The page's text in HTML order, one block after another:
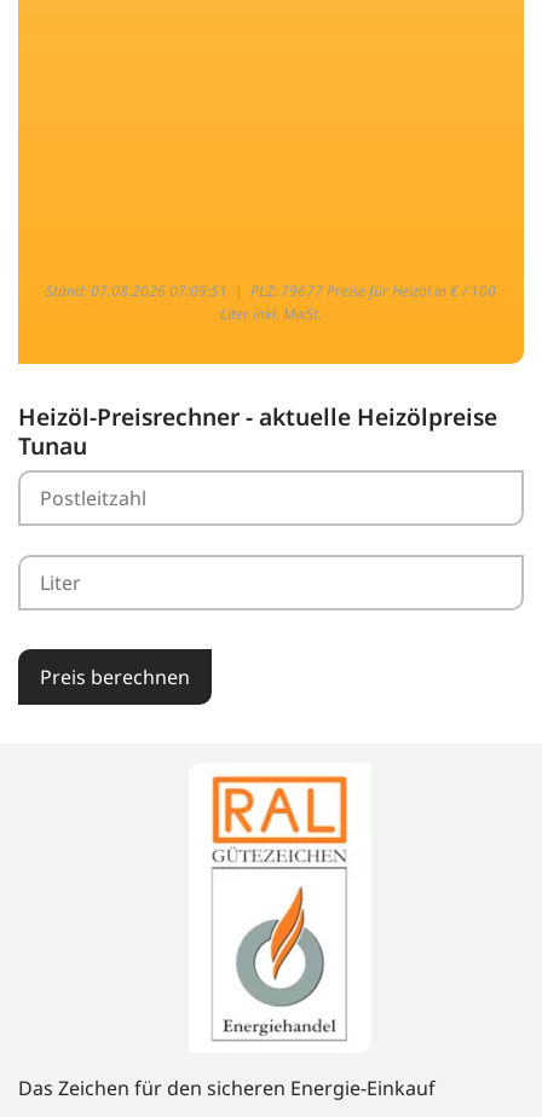
Stand: 07.08.2026 07:09:51 | PLZ: 79677 Preise für Heizöl in € / 100
Liter inkl. MwSt.
Heizöl-Preisrechner - aktuelle Heizölpreise
Tunau
Preis berechnen
Das Zeichen für den sicheren Energie-Einkauf